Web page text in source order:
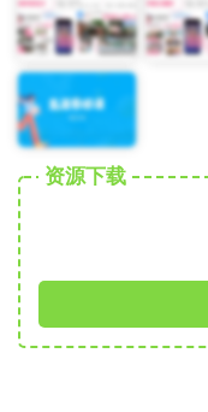
资源下载